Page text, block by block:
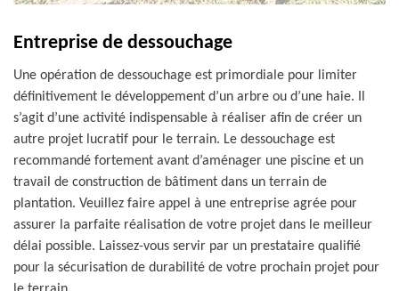
Entreprise de dessouchage
Une opération de dessouchage est primordiale pour limiter
définitivement le développement d’un arbre ou d’une haie. Il
s’agit d’une activité indispensable à réaliser afin de créer un
autre projet lucratif pour le terrain. Le dessouchage est
recommandé fortement avant d’aménager une piscine et un
travail de construction de bâtiment dans un terrain de
plantation. Veuillez faire appel à une entreprise agrée pour
assurer la parfaite réalisation de votre projet dans le meilleur
délai possible. Laissez-vous servir par un prestataire qualifié
pour la sécurisation de durabilité de votre prochain projet pour